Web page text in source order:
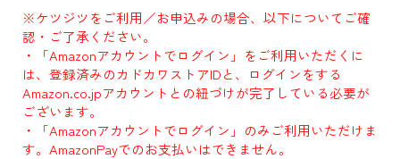
※ケツジツをご利用／お申込みの場合、以下についてご確
認・ご了承ください。
・「Amazonアカウントでログイン」をご利用いただくに
は、登録済みのカドカワストアIDと、ログインをする
Amazon.co.jpアカウントとの紐づけが完了している必要が
ございます。
・「Amazonアカウントでログイン」のみご利用いただけま
す。AmazonPayでのお支払いはできません。